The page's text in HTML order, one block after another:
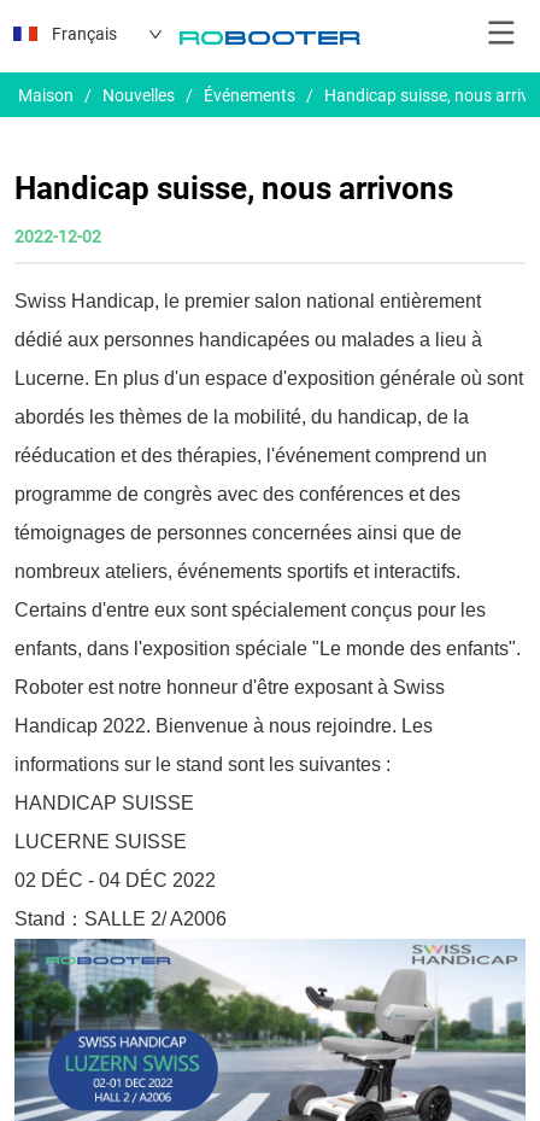
Français
Maison / Nouvelles / Événements / Handicap suisse, nous
Handicap suisse, nous arrivons
2022-12-02
Swiss Handicap, le premier salon national entièrement
dédié aux personnes handicapées ou malades a lieu à
Lucerne. En plus d'un espace d'exposition générale où sont
abordés les thèmes de la mobilité, du handicap, de la
rééducation et des thérapies, l'événement comprend un
programme de congrès avec des conférences et des
témoignages de personnes concernées ainsi que de
nombreux ateliers, événements sportifs et interactifs.
Certains d'entre eux sont spécialement conçus pour les
enfants, dans l'exposition spéciale "Le monde des enfants".
Roboter est notre honneur d'être exposant à Swiss
Handicap 2022. Bienvenue à nous rejoindre. Les
informations sur le stand sont les suivantes :
HANDICAP SUISSE
LUCERNE SUISSE
02 DÉC - 04 DÉC 2022
Stand：SALLE 2/ A2006